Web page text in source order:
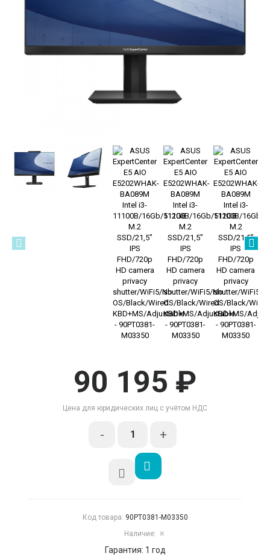
90 195 ₽
Цена для юридических лиц с учётом НДС
- +
Код товара: 90PT0381-M03350
Наличие: ✖
Гарантия: 1 год